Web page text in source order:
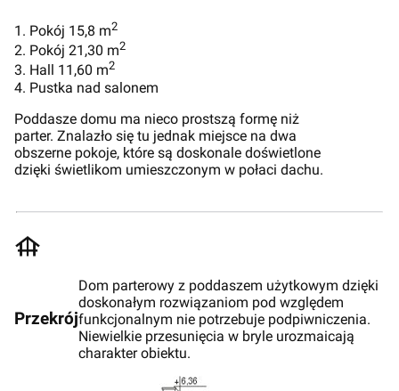
1. Pokój 15,8 m2
2. Pokój 21,30 m2
3. Hall 11,60 m2
4. Pustka nad salonem
Poddasze domu ma nieco prostszą formę niż
parter. Znalazło się tu jednak miejsce na dwa
obszerne pokoje, które są doskonale doświetlone
dzięki świetlikom umieszczonym w połaci dachu.
Przekrój
Dom parterowy z poddaszem użytkowym dzięki
doskonałym rozwiązaniom pod względem
funkcjonalnym nie potrzebuje podpiwniczenia.
Niewielkie przesunięcia w bryle urozmaicają
charakter obiektu.